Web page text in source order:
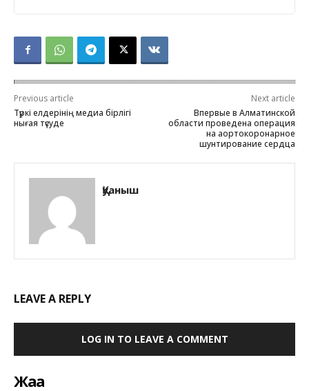
Previous article
Түркі елдерінің медиа бірлігі
нығая түсуде
Next article
Впервые в Алматинской
области проведена операция
на аортокоронарное
шунтирование сердца
Қуаныш
LEAVE A REPLY
LOG IN TO LEAVE A COMMENT
Жаңа